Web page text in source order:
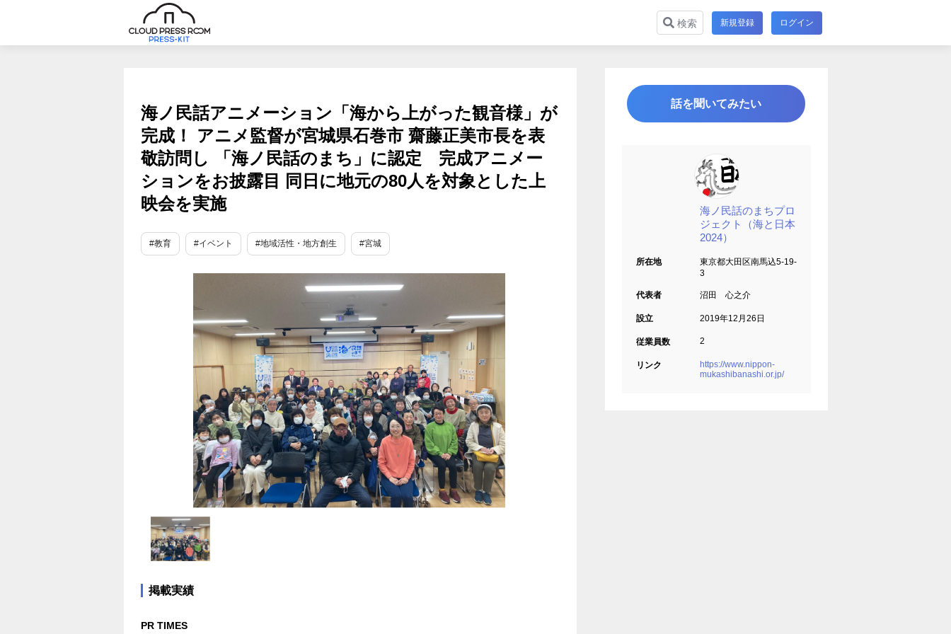
検索 新規登録 ログイン
海ノ民話アニメーション「海から上がった観音様」が
完成！ アニメ監督が宮城県石巻市 齋藤正美市長を表
敬訪問し 「海ノ民話のまち」に認定 完成アニメー
ションをお披露目 同日に地元の80人を対象とした上
映会を実施
#教育 #イベント #地域活性・地方創生 #宮城
掲載実績
PR TIMES
話を聞いてみたい
海ノ民話のまちプロ
ジェクト（海と日本
2024）
所在地
東京都大田区南馬込5-19-
3
代表者 沼田 心之介
設立 2019年12月26日
従業員数 2
リンク
https://www.nippon-
mukashibanashi.or.jp/